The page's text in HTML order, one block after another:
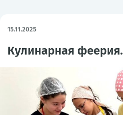
15.11.2025
Кулинарная феерия.